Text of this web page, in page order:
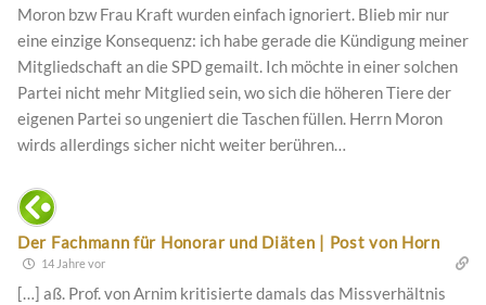
Moron bzw Frau Kraft wurden einfach ignoriert. Blieb mir nur
eine einzige Konsequenz: ich habe gerade die Kündigung meiner
Mitgliedschaft an die SPD gemailt. Ich möchte in einer solchen
Partei nicht mehr Mitglied sein, wo sich die höheren Tiere der
eigenen Partei so ungeniert die Taschen füllen. Herrn Moron
wirds allerdings sicher nicht weiter berühren…
Der Fachmann für Honorar und Diäten | Post von Horn
14 Jahre vor
[…] aß. Prof. von Arnim kritisierte damals das Missverhältnis